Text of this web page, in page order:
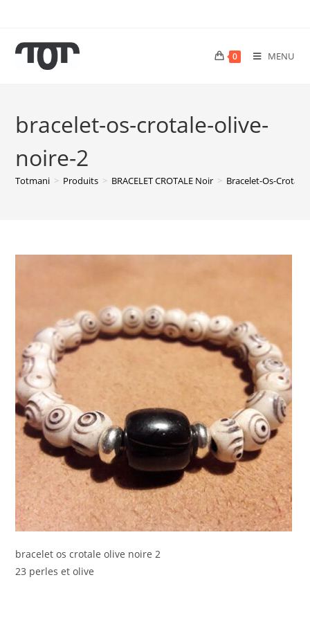
0 MENU
bracelet-os-crotale-olive-
noire-2
Totmani > Produits > BRACELET CROTALE Noir > Bracelet-Os-
bracelet os crotale olive noire 2
23 perles et olive